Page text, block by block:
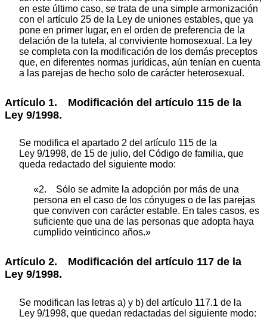
en este último caso, se trata de una simple armonización
con el artículo 25 de la Ley de uniones estables, que ya
pone en primer lugar, en el orden de preferencia de la
delación de la tutela, al conviviente homosexual. La ley
se completa con la modificación de los demás preceptos
que, en diferentes normas jurídicas, aún tenían en cuenta
a las parejas de hecho solo de carácter heterosexual.
Artículo 1. Modificación del artículo 115 de la
Ley 9/1998.
Se modifica el apartado 2 del artículo 115 de la
Ley 9/1998, de 15 de julio, del Código de familia, que
queda redactado del siguiente modo:
«2. Sólo se admite la adopción por más de una
persona en el caso de los cónyuges o de las parejas
que conviven con carácter estable. En tales casos, es
suficiente que una de las personas que adopta haya
cumplido veinticinco años.»
Artículo 2. Modificación del artículo 117 de la
Ley 9/1998.
Se modifican las letras a) y b) del artículo 117.1 de la
Ley 9/1998, que quedan redactadas del siguiente modo: